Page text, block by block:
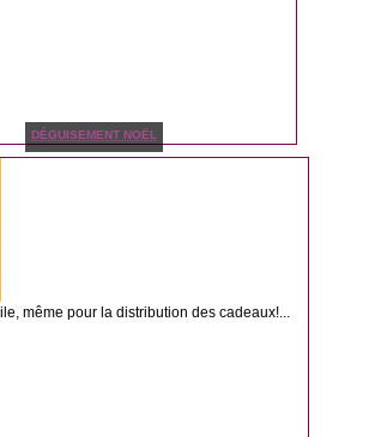
DÉGUISEMENT NOËL
même pour la distribution des cadeaux!...